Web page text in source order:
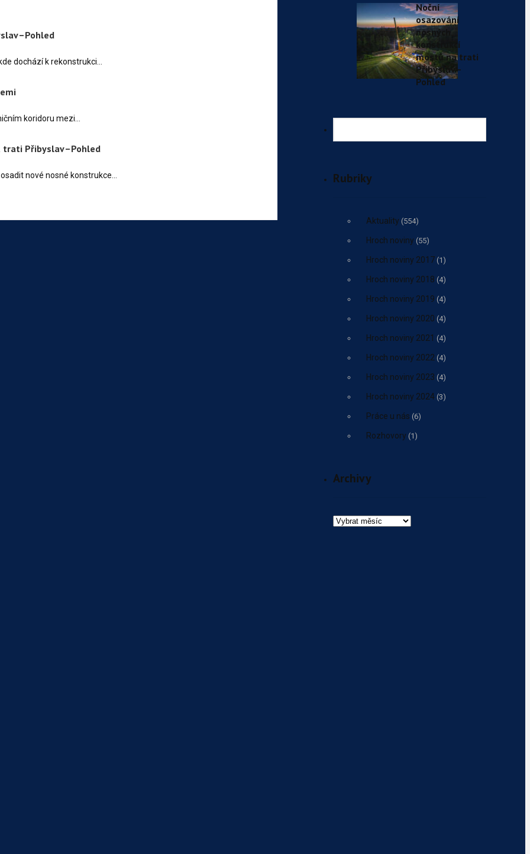
dochází k rekonstrukci…
koridoru mezi…
trati Přibyslav–Pohled
nové nosné konstrukce…
Noční
osazování
nosných
konstrukcí
mostů na trati
Přibyslav–
Pohled
Rubriky
Aktuality (554)
Hroch noviny (55)
Hroch noviny 2017(1)
Hroch noviny 2018 (4)
Hroch noviny 2019 (4)
Hroch noviny 2020 (4)
Hroch noviny 2021 (4)
Hroch noviny 2022 (4)
Hroch noviny 2023 (4)
Hroch noviny 2024(3)
Práce u nás (6)
Rozhovory (1)
Archivy